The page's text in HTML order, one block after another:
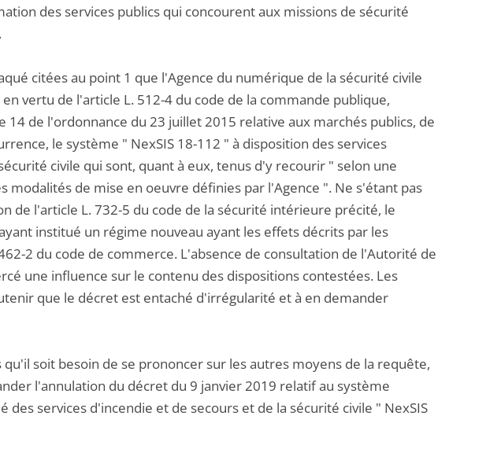
des services publics qui concourent aux missions de sécurité
citées au point 1 que l'Agence du numérique de la sécurité civile
vertu de l'article L. 512-4 du code de la commande publique,
14 de l'ordonnance du 23 juillet 2015 relative aux marchés publics, de
le système " NexSIS 18-112 " à disposition des services
civile qui sont, quant à eux, tenus d'y recourir " selon une
de mise en oeuvre définies par l'Agence ". Ne s'étant pas
de l'article L. 732-5 du code de la sécurité intérieure précité, le
institué un régime nouveau ayant les effets décrits par les
2 du code de commerce. L'absence de consultation de l'Autorité de
une influence sur le contenu des dispositions contestées. Les
que le décret est entaché d'irrégularité et à en demander
soit besoin de se prononcer sur les autres moyens de la requête,
l'annulation du décret du 9 janvier 2019 relatif au système
services d'incendie et de secours et de la sécurité civile " NexSIS